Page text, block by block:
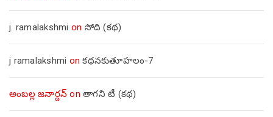
j. ramalakshmi on సోది (కథ)
j ramalakshmi onకథనకుతూహలం-7
అంబల్ల జనార్దన్ on తాగని టీ (కథ)